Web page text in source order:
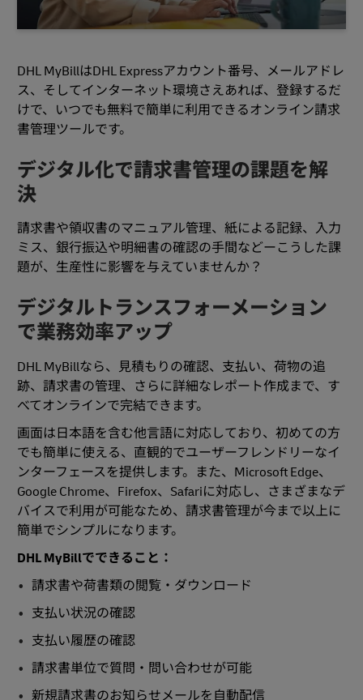
DHL MyBillはDHL Expressアカウント番号、メールアドレ
ス、そしてインターネット環境さえあれば、登録するだ
けで、いつでも無料で簡単に利用できるオンライン請求
書管理ツールです。
デジタル化で請求書管理の課題を解
決
請求書や領収書のマニュアル管理、紙による記録、入力
ミス、銀行振込や明細書の確認の手間などーこうした課
題が、生産性に影響を与えていませんか？
デジタルトランスフォーメーション
で業務効率アップ
DHL MyBillなら、見積もりの確認、支払い、荷物の追
跡、請求書の管理、さらに詳細なレポート作成まで、す
べてオンラインで完結できます。
画面は日本語を含む他言語に対応しており、初めての方
でも簡単に使える、直観的でユーザーフレンドリーなイ
ンターフェースを提供します。また、Microsoft Edge、
Google Chrome、Firefox、Safariに対応し、さまざまなデ
バイスで利用が可能なため、請求書管理が今まで以上に
簡単でシンプルになります。
DHL MyBillでできること：
請求書や荷書類の閲覧・ダウンロード
支払い状況の確認
支払い履歴の確認
請求書単位で質問・問い合わせが可能
新規請求書のお知らせメールを自動配信